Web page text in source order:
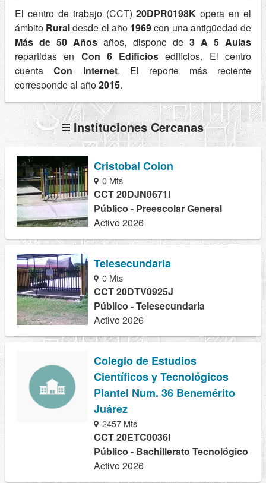
El centro de trabajo (CCT)20DPR0198K opera en el
ámbito Ruraldesde el año 1969con una antigüedad de
Más de 50 Años años, dispone de 3 A 5 Aulas
repartidas en Con 6 Edificios edificios. El centro
cuentaCon Internet. El reporte más reciente
corresponde al año2015.
Instituciones Cercanas
Cristobal Colon
0 Mts
CCT 20DJN0671I
Público - Preescolar General
Activo 2026
Telesecundaria
0 Mts
CCT 20DTV0925J
Público - Telesecundaria
Activo 2026
Colegio de Estudios
Científicos y Tecnológicos
Plantel Num. 36 Benemérito
Juárez
2457 Mts
CCT 20ETC0036I
Público - Bachillerato Tecnológico
Activo 2026